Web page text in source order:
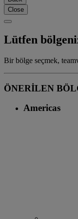
Close
Lütfen
Bir bölge seçmek,
ÖNERİLEN
Americas